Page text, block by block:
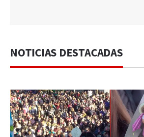
NOTICIAS DESTACADAS